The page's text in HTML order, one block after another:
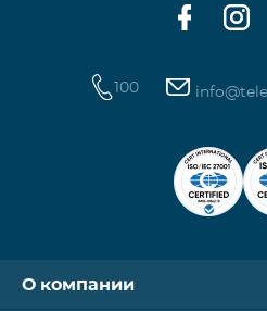
100
О компании